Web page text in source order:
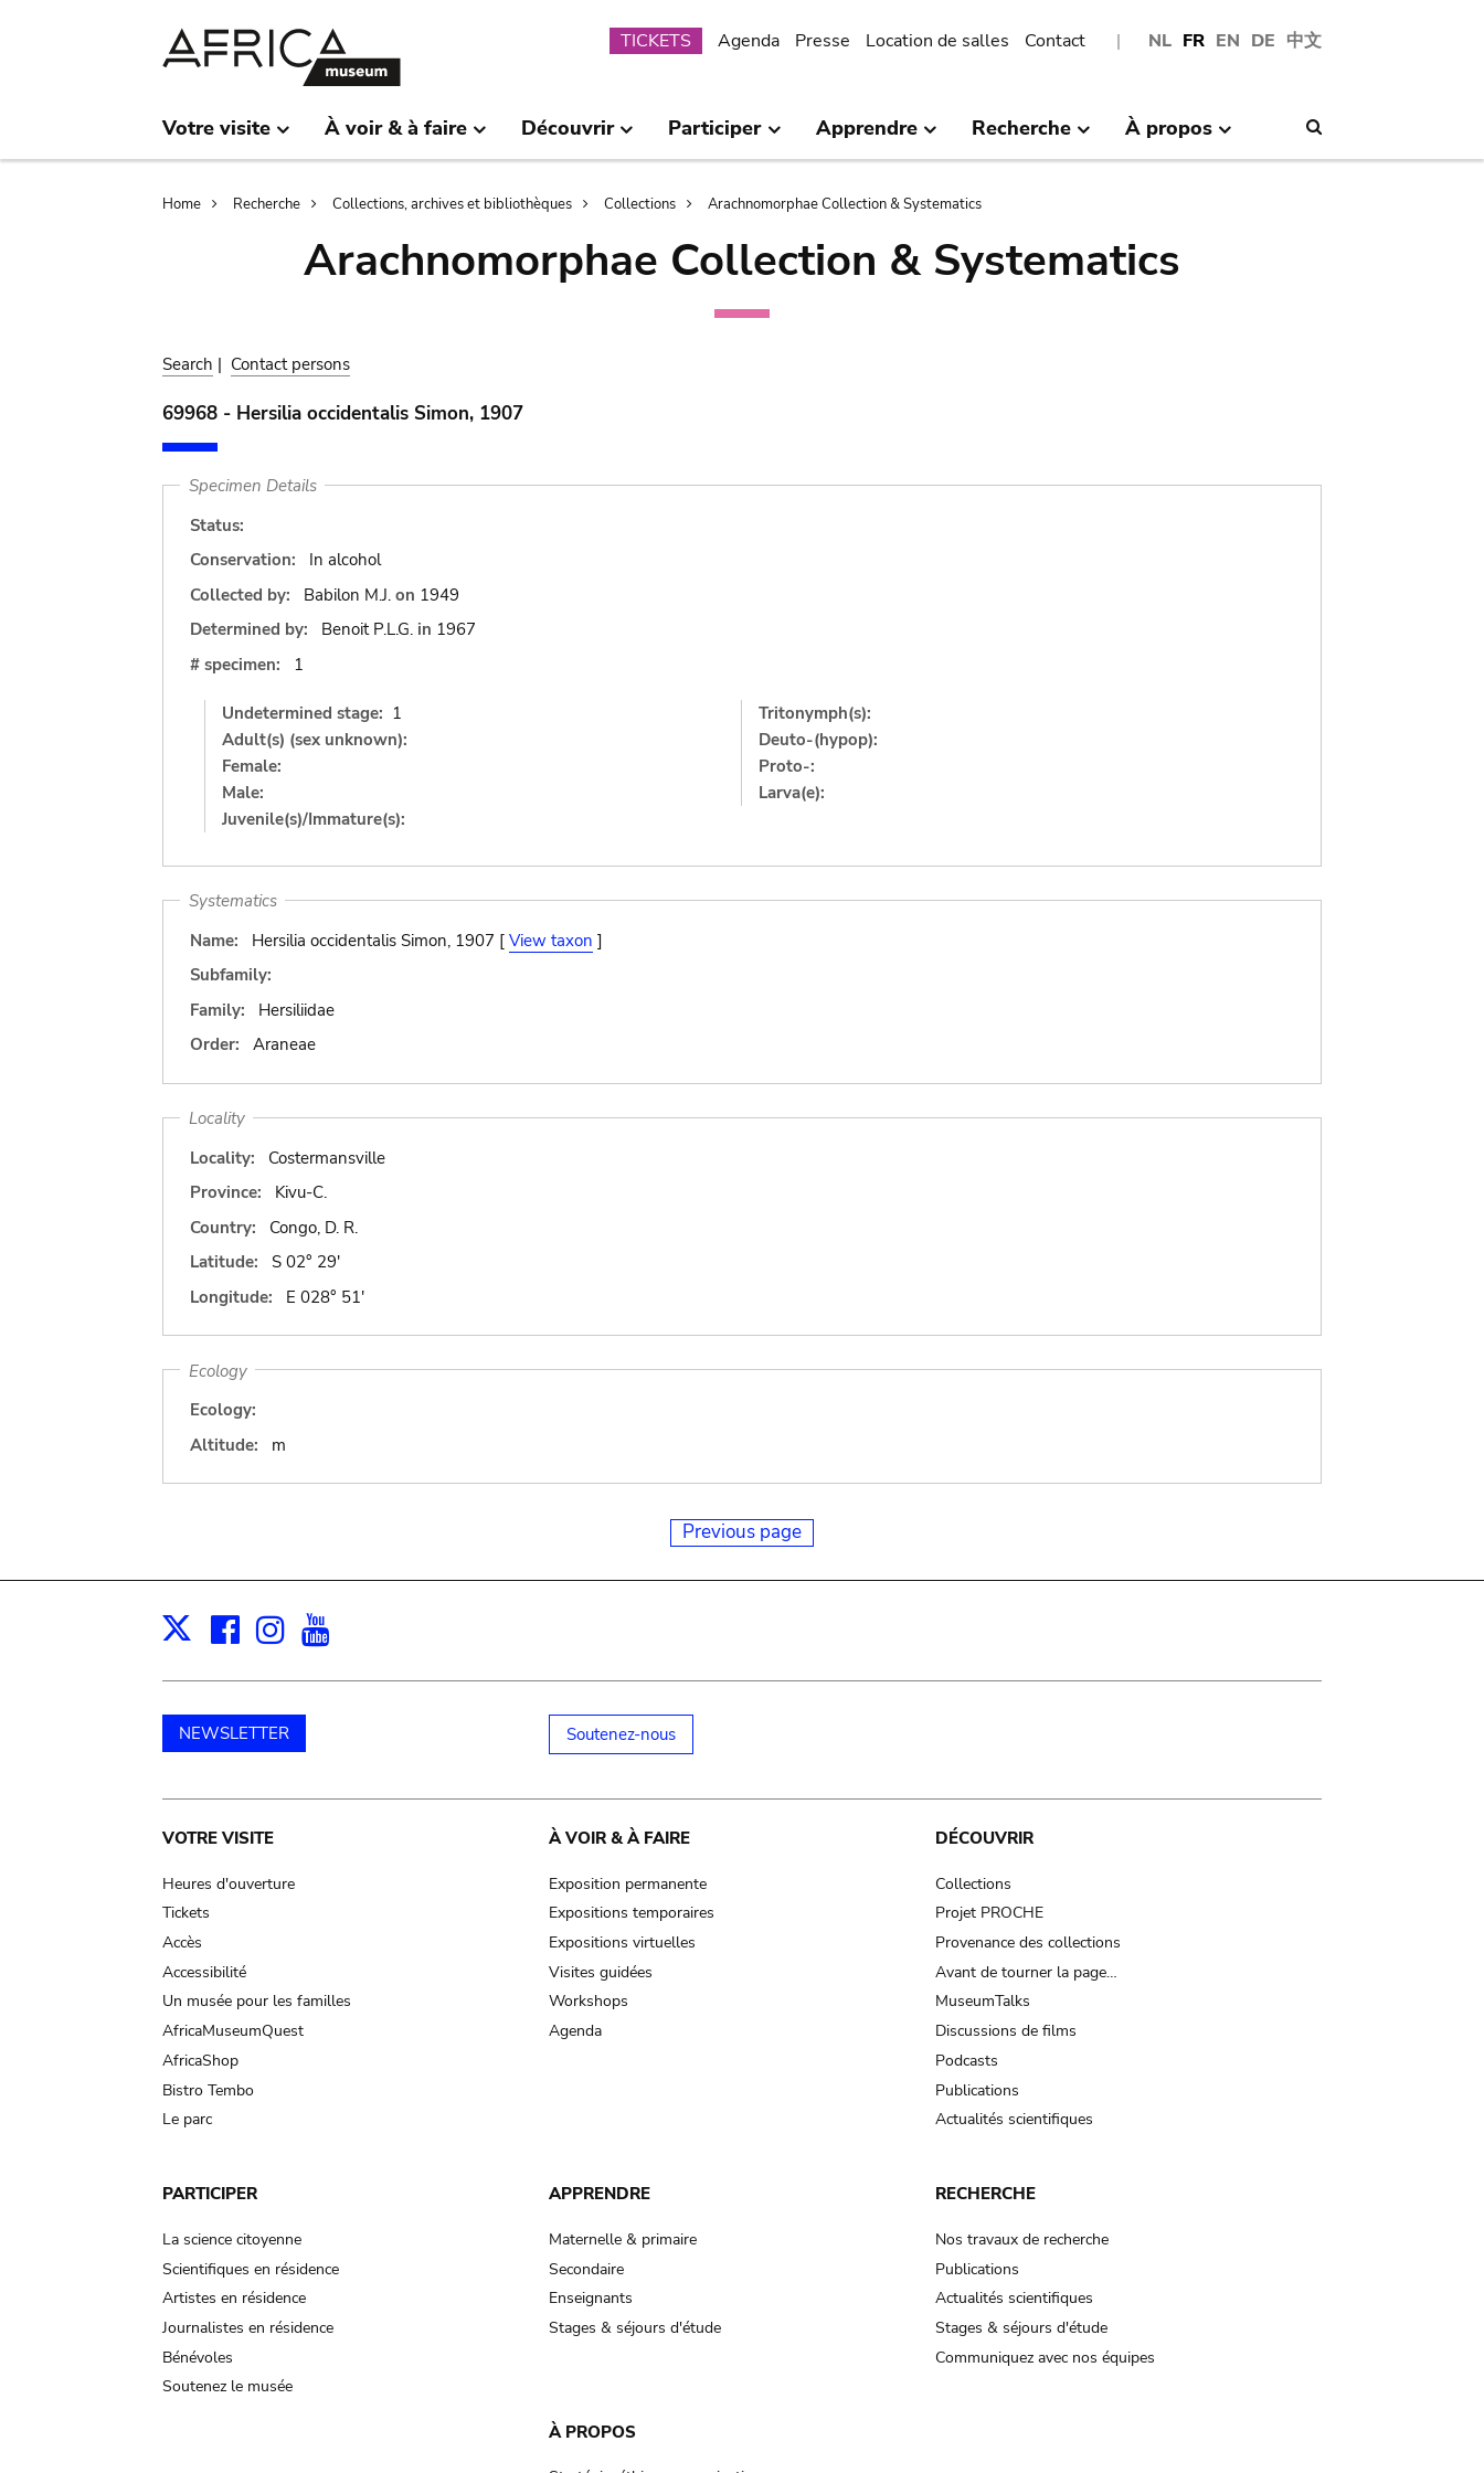
NL FR EN DE 中文
Submenu
TICKETS Agenda Presse Location de salles Contact
Votre visite À voir & à faire Découvrir Participer Apprendre Recherche À propos
Breadcrumb
Home Recherche Collections, archives et bibliothèques Collections Arachnomorphae Collection & Systematics
Arachnomorphae Collection & Systematics
Search | Contact persons
69968 - Hersilia occidentalis Simon, 1907
Specimen Details
Status:
Conservation:
In alcohol
Collected by:
Babilon M.J. on 1949
Determined by:
Benoit P.L.G. in 1967
# specimen:
1
Undetermined stage: 1
Adult(s) (sex unknown):
Female:
Male:
Juvenile(s)/Immature(s):
Tritonymph(s):
Deuto-(hypop):
Proto-:
Larva(e):
Systematics
Name:
Hersilia occidentalis Simon, 1907 [ View taxon ]
Subfamily:
Family:
Hersiliidae
Order:
Araneae
Locality
Locality:
Costermansville
Province:
Kivu-C.
Country:
Congo, D. R.
Latitude:
S 02° 29'
Longitude:
E 028° 51'
Ecology
Ecology:
Altitude:
m
Previous page
X Facebook
Instagram
NEWSLETTER Soutenez-nous
Main
navigation
VOTRE VISITE
Heures d'ouverture
Tickets
Accès
Accessibilité
Un musée pour les familles
AfricaMuseumQuest
AfricaShop
Bistro Tembo
Le parc
À VOIR & À FAIRE
Exposition permanente
Expositions temporaires
Expositions virtuelles
Visites guidées
Workshops
Agenda
DÉCOUVRIR
Collections
Projet PROCHE
Provenance des collections
Avant de tourner la page…
MuseumTalks
Discussions de films
Podcasts
Publications
Actualités scientifiques
PARTICIPER
La science citoyenne
Scientifiques en résidence
Artistes en résidence
Journalistes en résidence
Bénévoles
Soutenez le musée
APPRENDRE
Maternelle & primaire
Secondaire
Enseignants
Stages & séjours d'étude
RECHERCHE
Nos travaux de recherche
Publications
Actualités scientifiques
Stages & séjours d'étude
Communiquez avec nos équipes
À PROPOS